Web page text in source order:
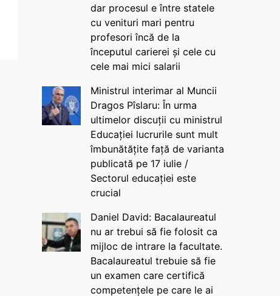
dar procesul e între statele
cu venituri mari pentru
profesori încă de la
începutul carierei și cele cu
cele mai mici salarii
Ministrul interimar al Muncii
Dragos Pîslaru: În urma
ultimelor discuții cu ministrul
Educației lucrurile sunt mult
îmbunătățite față de varianta
publicată pe 17 iulie /
Sectorul educației este
crucial
Daniel David: Bacalaureatul
nu ar trebui să fie folosit ca
mijloc de intrare la facultate.
Bacalaureatul trebuie să fie
un examen care certifică
competențele pe care le ai